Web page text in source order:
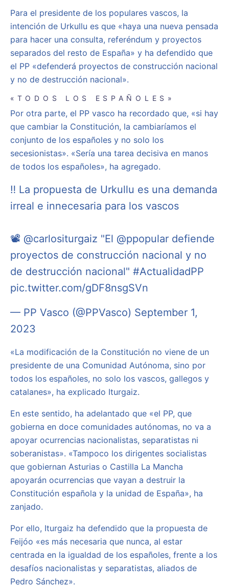
Para el presidente de los populares vascos, la
intención de Urkullu es que «haya una nueva pensada
para hacer una consulta, referéndum y proyectos
separados del resto de España» y ha defendido que
el PP «defenderá proyectos de construcción nacional
y no de destrucción nacional».
«TODOS LOS ESPAÑOLES»
Por otra parte, el PP vasco ha recordado que, «si hay
que cambiar la Constitución, la cambiaríamos el
conjunto de los españoles y no solo los
secesionistas». «Sería una tarea decisiva en manos
de todos los españoles», ha agregado.
‼ La propuesta de Urkullu es una demanda
irreal e innecesaria para los vascos
📽 @carlositurgaiz "El @ppopular defiende
proyectos de construcción nacional y no
de destrucción nacional" #ActualidadPP
pic.twitter.com/gDF8nsgSVn
— PP Vasco (@PPVasco) September 1,
2023
«La modificación de la Constitución no viene de un
presidente de una Comunidad Autónoma, sino por
todos los españoles, no solo los vascos, gallegos y
catalanes», ha explicado Iturgaiz.
En este sentido, ha adelantado que «el PP, que
gobierna en doce comunidades autónomas, no va a
apoyar ocurrencias nacionalistas, separatistas ni
soberanistas». «Tampoco los dirigentes socialistas
que gobiernan Asturias o Castilla La Mancha
apoyarán ocurrencias que vayan a destruir la
Constitución española y la unidad de España», ha
zanjado.
Por ello, Iturgaiz ha defendido que la propuesta de
Feijóo «es más necesaria que nunca, al estar
centrada en la igualdad de los españoles, frente a los
desafíos nacionalistas y separatistas, aliados de
Pedro Sánchez».